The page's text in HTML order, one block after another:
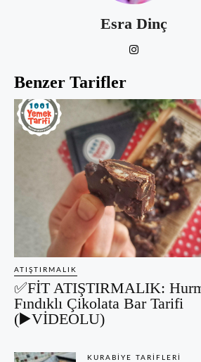
Esra Dinç
Benzer Tarifler
ATIŞTIRMALIK
✅FİT ATIŞTIRMALIK:
Fındıklı Çikolata Bar Tarifi
(▶️VİDEOLU)
KURABIYE TARIFLERI